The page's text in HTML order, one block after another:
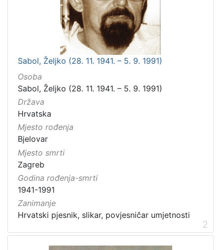
Sabol, Željko (28. 11. 1941. – 5. 9. 1991)
Osoba
Sabol, Željko (28. 11. 1941. – 5. 9. 1991)
Država
Hrvatska
Mjesto rođenja
Bjelovar
Mjesto smrti
Zagreb
Godina rođenja-smrti
1941-1991
Zanimanje
Hrvatski pjesnik, slikar, povjesničar umjetnosti
2